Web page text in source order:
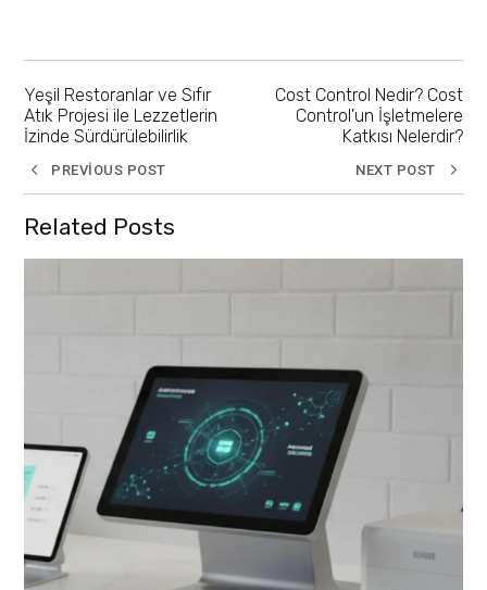
Yeşil Restoranlar ve Sıfır
Atık Projesi ile Lezzetlerin
İzinde Sürdürülebilirlik
PREVIOUS POST
Cost Control Nedir? Cost
Control'un İşletmelere
Katkısı Nelerdir?
NEXT POST
Related Posts